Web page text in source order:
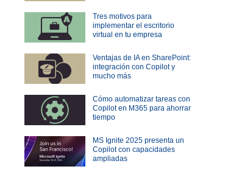
Tres motivos para
implementar el escritorio
virtual en tu empresa
Ventajas de IA en SharePoint:
integración con Copilot y
mucho más
Cómo automatizar tareas con
Copilot en M365 para ahorrar
tiempo
MS Ignite 2025 presenta un
Copilot con capacidades
ampliadas